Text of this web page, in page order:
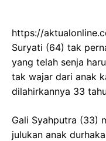
https://
Suryati (64) tak
yang telah senja
tak wajar dari anak
dilahirkannya 33
Gali Syahputra (33)
julukan anak